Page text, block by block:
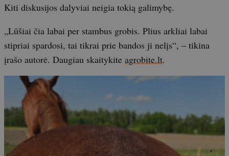
Kiti diskusijos dalyviai neigia tokią galimybę.
„Lūšiai čia labai per stambus grobis. Plius arkliai labai
stipriai spardosi, tai tikrai prie bandos ji nelįs“, – tikina
įrašo autorė. Daugiau skaitykite agrobite.lt.